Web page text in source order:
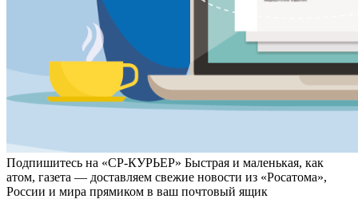
Подпишитесь на «СР-КУРЬЕР» Быстрая и маленькая, как
атом, газета — доставляем свежие новости из «Росатома»,
России и мира прямиком в ваш почтовый ящик